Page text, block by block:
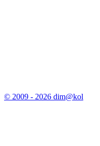
© 2009 - 2026 dim@kol